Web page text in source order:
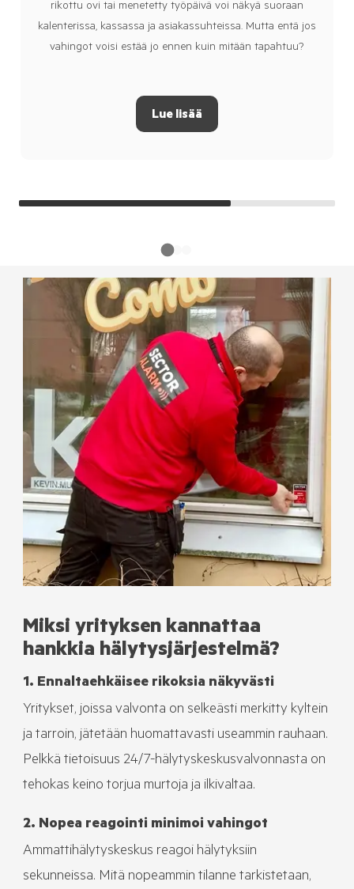
rikottu ovi tai menetetty työpäivä voi näkyä suoraan
kalenterissa, kassassa ja asiakassuhteissa. Mutta entä jos
vahingot voisi estää jo ennen kuin mitään tapahtuu?
Lue lisää
Miksi yrityksen kannattaa
hankkia hälytysjärjestelmä?
1. Ennaltaehkäisee rikoksia näkyvästi
Yritykset, joissa valvonta on selkeästi merkitty kyltein
ja tarroin, jätetään huomattavasti useammin rauhaan.
Pelkkä tietoisuus 24/7-hälytyskeskusvalvonnasta on
tehokas keino torjua murtoja ja ilkivaltaa.
2. Nopea reagointi minimoi vahingot
Ammattihälytyskeskus reagoi hälytyksiin
sekunneissa. Mitä nopeammin tilanne tarkistetaan,